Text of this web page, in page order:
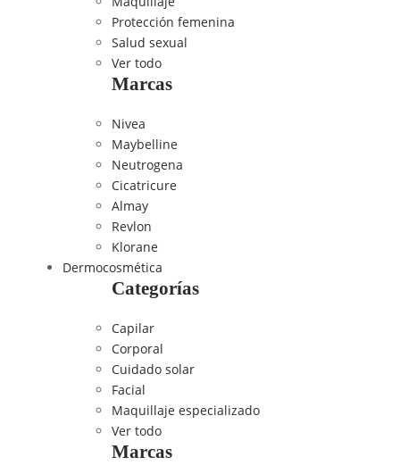
Protección femenina
Salud sexual
Ver todo
Marcas
Nivea
Maybelline
Neutrogena
Cicatricure
Almay
Revlon
Klorane
Dermocosmética
Categorías
Capilar
Corporal
Cuidado solar
Facial
Maquillaje especializado
Ver todo
Marcas